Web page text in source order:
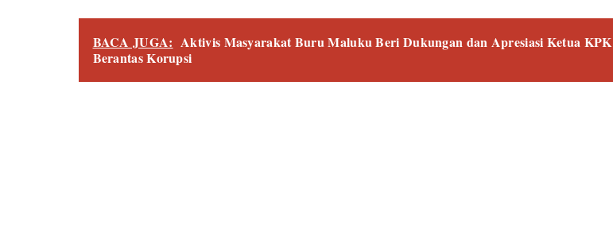
BACA JUGA: Aktivis Masyarakat Buru Maluku Beri Dukungan dan Apresiasi Ketua KPK
Berantas Korupsi